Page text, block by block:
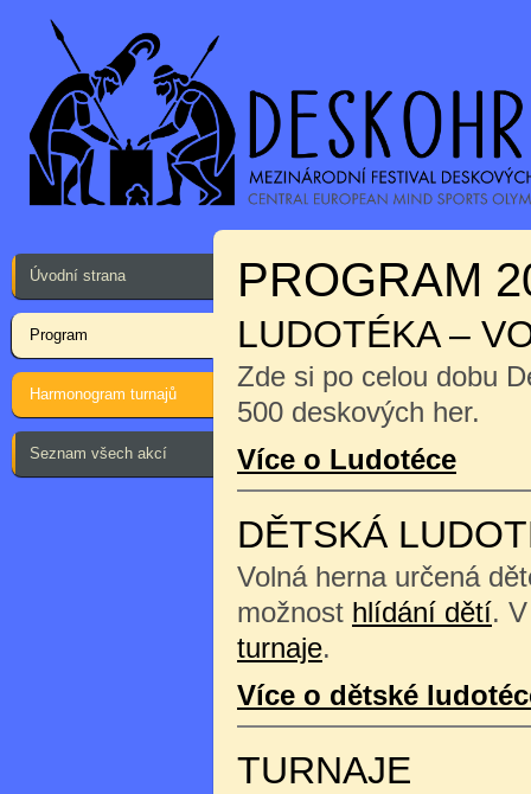
Úvodní strana
Program
Harmonogram turnajů
Seznam všech akcí
PROGRAM
LUDOTÉKA –
Zde si po celou dobu
500 deskových her.
Více o Ludotéce
DĚTSKÁ
Volná herna určená
možnost hlídání dětí.
turnaje.
Více o dětské
TURNAJE